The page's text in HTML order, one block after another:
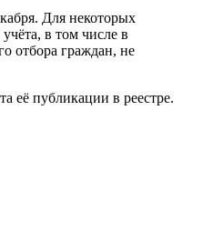
Для некоторых
в том числе в
отбора граждан, не
её публикации в реестре.